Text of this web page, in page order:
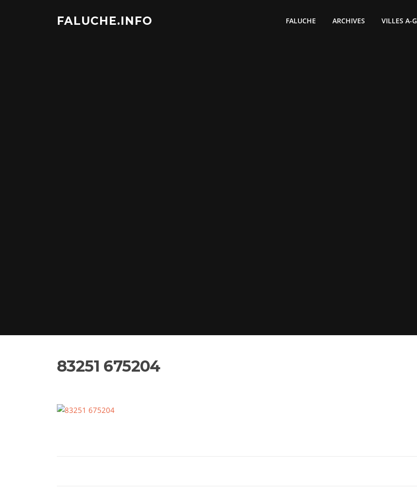
FALUCHE.INFO FALUCHE ARCHIVES VILLES A-G
83251 675204